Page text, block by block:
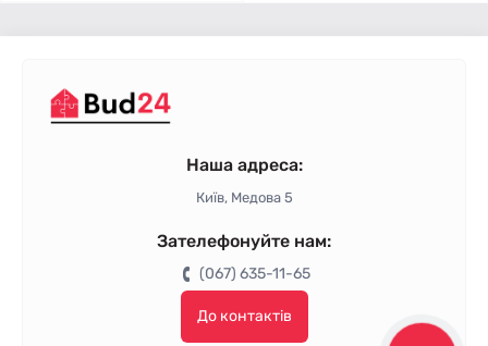
Наша адреса:
Київ, Медова 5
Зателефонуйте нам:
(067) 635-11-65
До контактів